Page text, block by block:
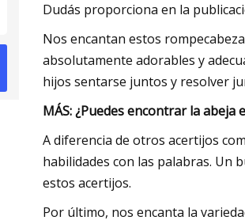
Dudás proporciona en la
Nos encantan estos
absolutamente adorables y
hijos sentarse juntos y resolver
MÁS: ¿Puedes encontrar la abeja
A diferencia de otros acertijos
habilidades con las palabras. Un
estos acertijos.
Por último, nos encanta la